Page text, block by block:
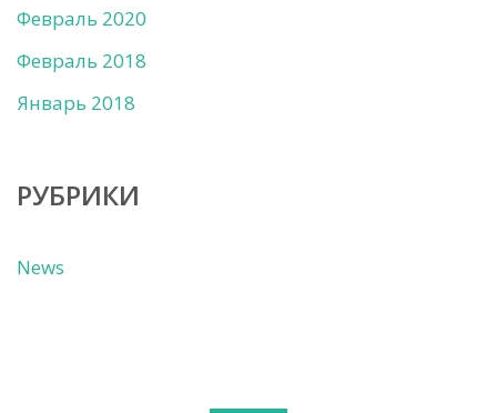
Февраль 2020
Февраль 2018
Январь 2018
РУБРИКИ
News